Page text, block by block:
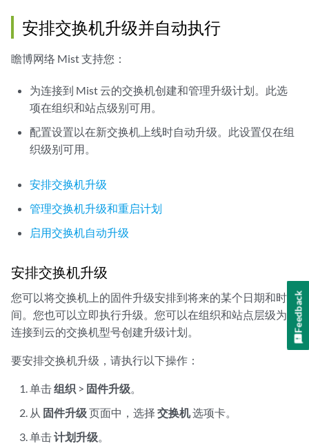
安排交换机升级并自动执行
瞻博网络 Mist 支持您：
为连接到 Mist 云的交换机创建和管理升级计划。此选
项在组织和站点级别可用。
配置设置以在新交换机上线时自动升级。此设置仅在组
织级别可用。
安排交换机升级
管理交换机升级和重启计划
启用交换机自动升级
安排交换机升级
您可以将交换机上的固件升级安排到将来的某个日期和时
间。您也可以立即执行升级。您可以在组织和站点层级为已
连接到云的交换机型号创建升级计划。
要安排交换机升级，请执行以下操作：
单击组织 > 固件升级
从 固件升级页面中，选择交换机选项卡。
单击计划升级
Feedback